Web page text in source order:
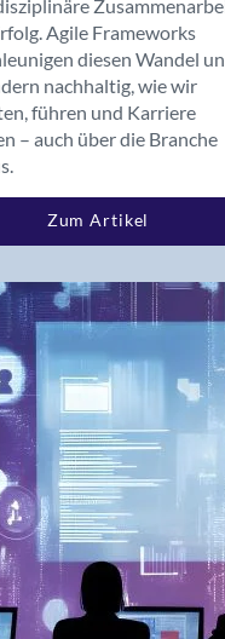
Agile Frameworks
diesen Wandel
nachhaltig, wie wir
führen und Karriere
– auch über die Branche
Zum Artikel